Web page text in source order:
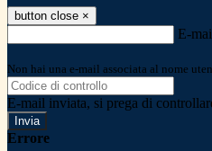
button close ×
E-
Non hai una e-mail associata al nome
E-mail inviata, si prega di
Errore